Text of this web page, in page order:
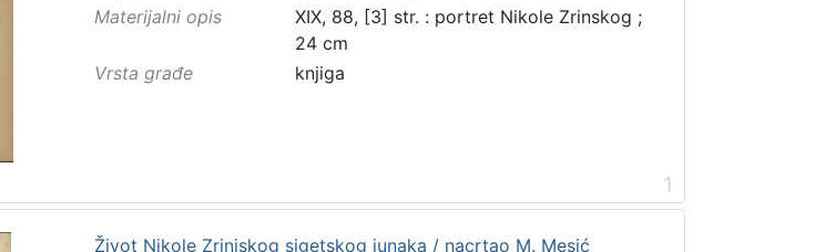
Materijalni opis
XIX, 88, [3] str. : portret Nikole Zrinskog ;
24 cm
Vrsta građe
knjiga
1
Život Nikole Zrinjskog sigetskog junaka / nacrtao M. Mesić